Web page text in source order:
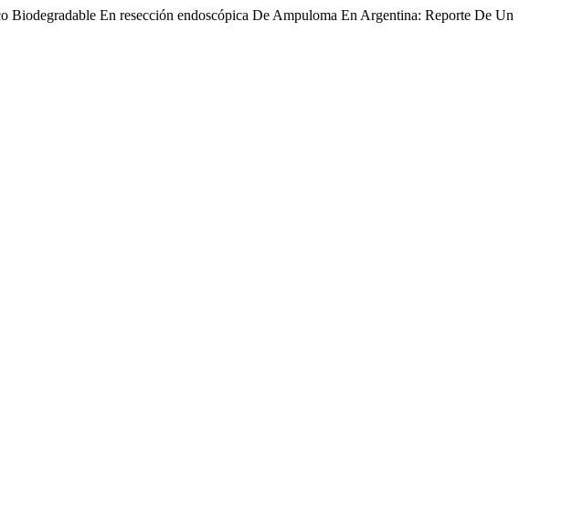
En resección endoscópica De Ampuloma En Argentina: Reporte De Un